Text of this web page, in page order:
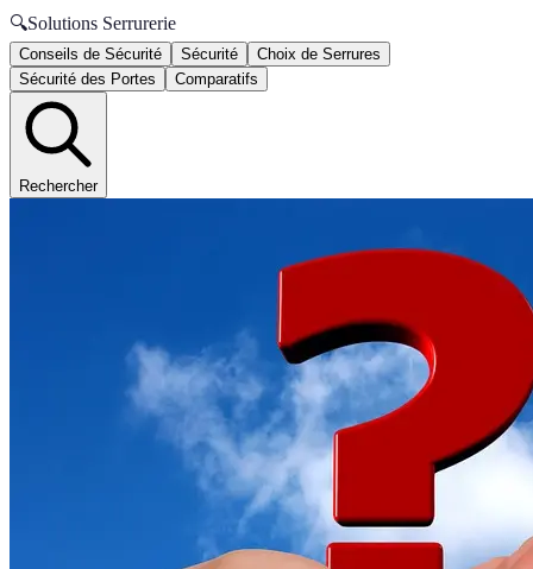
🔍Solutions Serrurerie
Conseils de Sécurité Sécurité
Choix de Serrures
Sécurité des Portes
Comparatifs
Rechercher